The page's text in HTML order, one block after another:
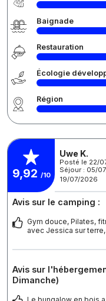
Baignade
Restauration
Écologie
Région
9,92 /10
Uwe K.
Posté le 22/
Séjour : 05/
19/07/2026
Avis sur le camping :
Gym douce, Pilates,
avec Jessica sur
Avis sur
Dimanche)
Le bungalow en bois